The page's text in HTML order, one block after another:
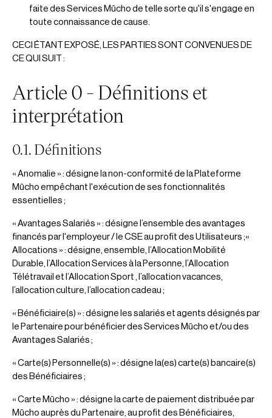
I.9. Cession du contrat
3. Effets de la Cession
4. Notification de la Cession
5. Litiges et Validité des Clauses
6. Contact
I.10. Gestion des réclamations
1. Objet de la Réclamation
2. Procédure de Réclamation
3. Délais de Réclamation
4. Accusé de Réception
5. Traitement de la Réclamation
6. Contact
faite des Services Mūcho de telle sorte qu'il s'engage en
toute connaissance de cause.
CECI ÉTANT EXPOSÉ, LES PARTIES SONT CONVENUES DE
CE QUI SUIT :
Article 0 - Définitions et
interprétation
0.1. Définitions
« Anomalie » : désigne la non-conformité de la Plateforme
Mūcho empêchant l'exécution de ses fonctionnalités
essentielles ;
« Avantages Salariés » : désigne l’ensemble des avantages
financés par l'employeur / le CSE au profit des Utilisateurs ;«
Allocations » : désigne, ensemble, l’Allocation Mobilité
Durable, l’Allocation Services à la Personne, l’Allocation
Télétravail et l’Allocation Sport , l’allocation vacances,
l’allocation culture, l’allocation cadeau ;
« Bénéficiaire(s) » : désigne les salariés et agents désignés par
le Partenaire pour bénéficier des Services Mūcho et/ou des
Avantages Salariés ;
« Carte(s) Personnelle(s) » : désigne la(es) carte(s) bancaire(s)
des Bénéficiaires ;
« Carte Mūcho » : désigne la carte de paiement distribuée par
Mūcho auprès du Partenaire, au profit des Bénéficiaires,